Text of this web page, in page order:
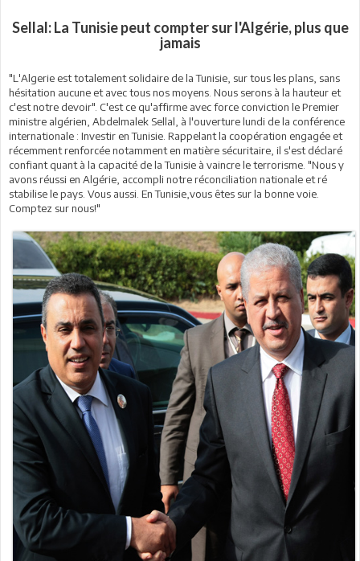
Sellal: La Tunisie peut compter sur l'Algérie, plus que
jamais
"L'Algerie est totalement solidaire de la Tunisie, sur tous les plans, sans
hésitation aucune et avec tous nos moyens. Nous serons à la hauteur et
c'est notre devoir". C'est ce qu'affirme avec force conviction le Premier
ministre algérien, Abdelmalek Sellal, à l'ouverture lundi de la conférence
internationale : Investir en Tunisie. Rappelant la coopération engagée et
récemment renforcée notamment en matière sécuritaire, il s'est déclaré
confiant quant à la capacité de la Tunisie à vaincre le terrorisme. "Nous y
avons réussi en Algérie, accompli notre réconciliation nationale et ré
stabilise le pays. Vous aussi. En Tunisie,vous êtes sur la bonne voie.
Comptez sur nous!"